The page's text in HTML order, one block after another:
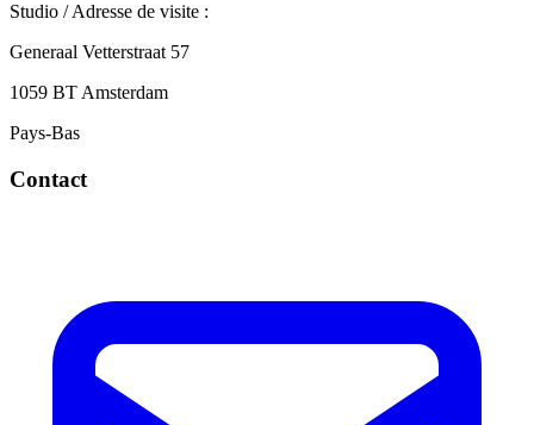
Studio / Adresse de visite :
Generaal Vetterstraat 57
1059 BT Amsterdam
Pays-Bas
Contact